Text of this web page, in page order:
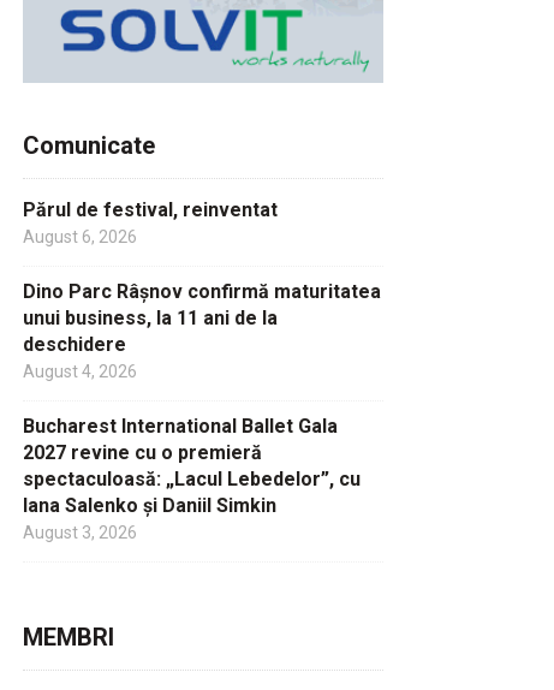
Comunicate
Părul de festival, reinventat
August 6, 2026
Dino Parc Râșnov confirmă maturitatea
unui business, la 11 ani de la
deschidere
August 4, 2026
Bucharest International Ballet Gala
2027 revine cu o premieră
spectaculoasă: „Lacul Lebedelor”, cu
Iana Salenko și Daniil Simkin
August 3, 2026
MEMBRI